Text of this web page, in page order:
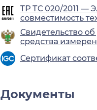
ТР ТС 020/2011 —
совместимость
Свидетельство
средства
Сертификат
Документы